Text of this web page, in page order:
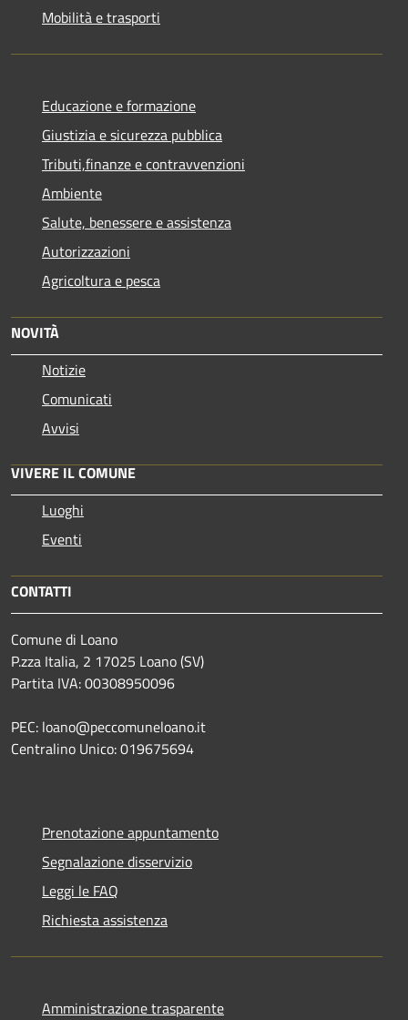
Mobilità e trasporti
Educazione e formazione
Giustizia e sicurezza pubblica
Tributi,finanze e contravvenzioni
Ambiente
Salute, benessere e assistenza
Autorizzazioni
Agricoltura e pesca
NOVITÀ
Notizie
Comunicati
Avvisi
VIVERE IL COMUNE
Luoghi
Eventi
CONTATTI
Comune di Loano
P.zza Italia, 2 17025 Loano (SV)
Partita IVA: 00308950096
PEC: loano@peccomuneloano.it
Centralino Unico: 019675694
Prenotazione appuntamento
Segnalazione disservizio
Leggi le FAQ
Richiesta assistenza
Amministrazione trasparente